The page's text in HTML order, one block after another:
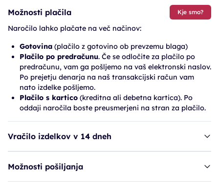
Možnosti plačila Kje smo?
Naročilo lahko plačate na več načinov:
Gotovina (plačilo z gotovino ob prevzemu blaga)
Plačilo po predračunu. Če se odločite za plačilo po
predračunu, vam ga pošljemo na vaš elektronski naslov.
Po prejetju denarja na naš transakcijski račun vam
nato izdelke pošljemo.
Plačilo s kartico (kreditna ali debetna kartica). Po
oddaji naročila boste preusmerjeni na stran za plačilo.
Vračilo izdelkov v 14 dneh
Možnosti pošiljanja